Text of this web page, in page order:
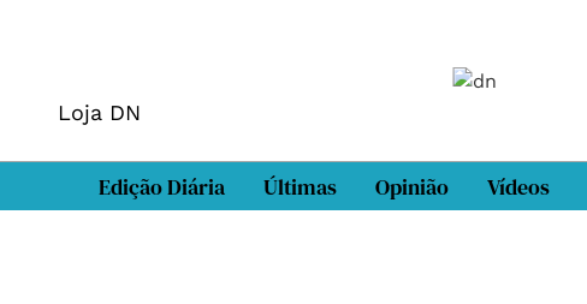
Loja DN
Edição Diária Últimas Opinião Vídeos